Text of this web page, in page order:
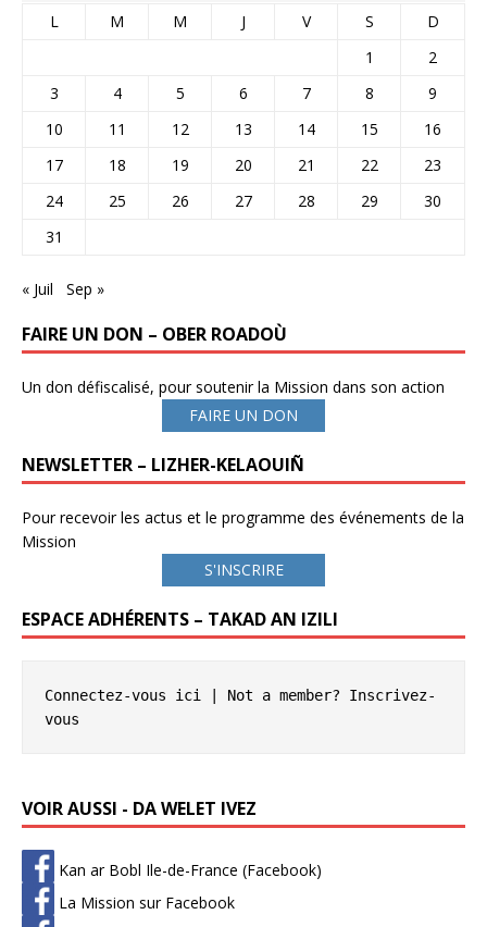
L M M J V S
D
1
2
3
4 5 6 7 8
9
10
11 12 13 14 15
16
17
18 19 20 21 22
23
24
25 26 27 28 29
30
31
« Juil Sep »
FAIRE UN DON – OBER ROADOÙ
Un don défiscalisé, pour soutenir la Mission dans son action
FAIRE UN DON
NEWSLETTER – LIZHER-KELAOUIÑ
Pour recevoir les actus et le programme des événements de la
Mission
S'INSCRIRE
ESPACE ADHÉRENTS – TAKAD AN IZILI
Connectez-vous ici | Not a member? Inscrivez-
vous
VOIR AUSSI - DA WELET IVEZ
Kan ar Bobl Ile-de-France (Facebook)
La Mission sur Facebook